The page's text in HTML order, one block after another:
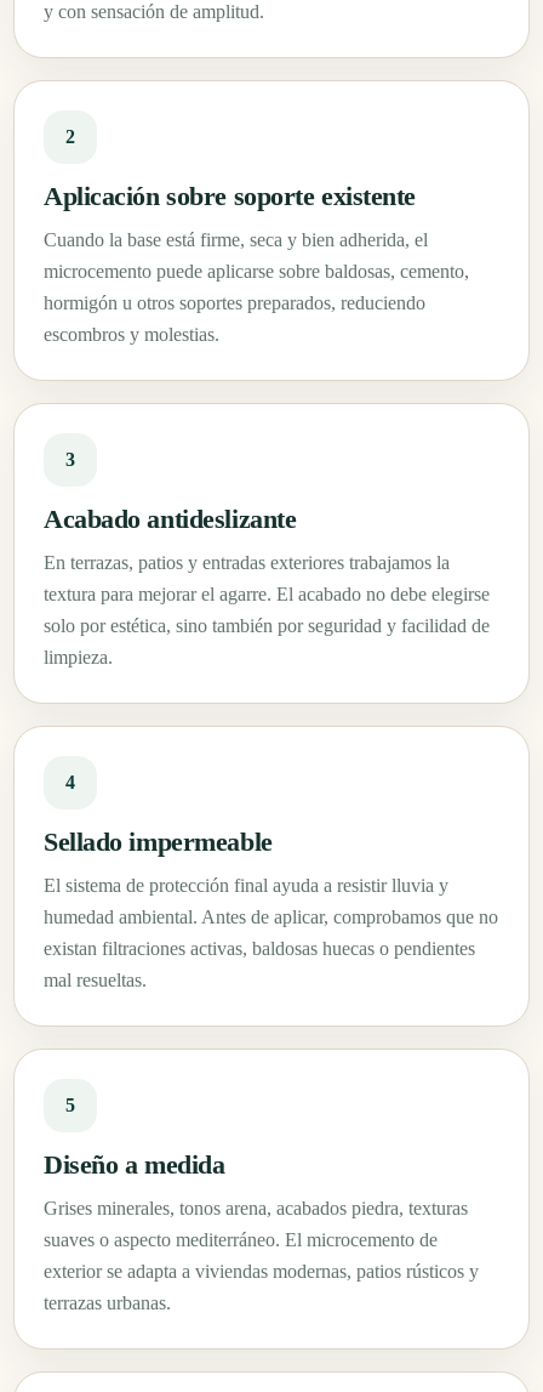
y con sensación de amplitud.
2
Aplicación sobre soporte existente
Cuando la base está firme, seca y bien adherida, el
microcemento puede aplicarse sobre baldosas, cemento,
hormigón u otros soportes preparados, reduciendo
escombros y molestias.
3
Acabado antideslizante
En terrazas, patios y entradas exteriores trabajamos la
textura para mejorar el agarre. El acabado no debe elegirse
solo por estética, sino también por seguridad y facilidad de
limpieza.
4
Sellado impermeable
El sistema de protección final ayuda a resistir lluvia y
humedad ambiental. Antes de aplicar, comprobamos que no
existan filtraciones activas, baldosas huecas o pendientes
mal resueltas.
5
Diseño a medida
Grises minerales, tonos arena, acabados piedra, texturas
suaves o aspecto mediterráneo. El microcemento de
exterior se adapta a viviendas modernas, patios rústicos y
terrazas urbanas.